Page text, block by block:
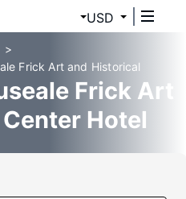
USD
Frick Art and Historical
Frick Art
Hotel